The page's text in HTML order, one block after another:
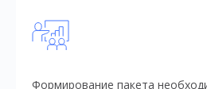
Формирование пакета